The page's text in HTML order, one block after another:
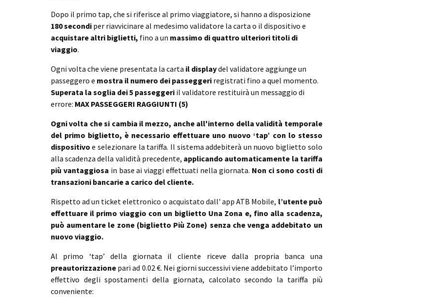
Dopo il primo tap, che si riferisce al primo viaggiatore, si hanno a disposizione
180 secondi per riavvicinare al medesimo validatore la carta o il dispositivo e
acquistare altri biglietti, fino a un massimo di quattro ulteriori titoli di
viaggio.
Ogni volta che viene presentata la carta il displaydel validatore aggiunge un
passeggero e mostra il numero dei passeggeriregistrati fino a quel momento.
Superata la soglia dei 5 passeggeriil validatore restituirà un messaggio di
errore: MAX PASSEGGERI RAGGIUNTI (5)
Ogni volta che si cambia il mezzo, anche all'interno della validità temporale
del primo biglietto, è necessario effettuare uno nuovo ‘tap’ con lo stesso
dispositivoe selezionare la tariffa. Il sistema addebiterà un nuovo biglietto solo
alla scadenza della validità precedente, applicando automaticamente la tariffa
più vantaggiosa in base ai viaggi effettuati nella giornata. Non ci sono costi di
transazioni bancarie a carico del cliente.
Rispetto ad un ticket elettronico o acquistato dall' app ATB Mobile, l’utente può
effettuare il primo viaggio con un biglietto Una Zona e, fino alla scadenza,
può aumentare le zone (biglietto Più Zone) senza che venga addebitato un
nuovo viaggio.
Al primo ‘tap’ della giornata il cliente riceve dalla propria banca una
preautorizzazionepari ad 0.02 €. Nei giorni successivi viene addebitato l’importo
effettivo degli spostamenti della giornata, calcolato secondo la tariffa più
conveniente: